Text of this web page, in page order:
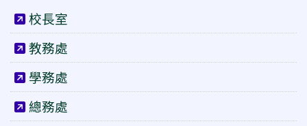
校長室
教務處
學務處
總務處